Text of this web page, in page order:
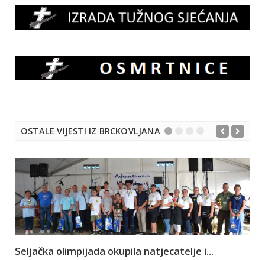
OSTALE VIJESTI IZ BRCKOVLJANA
Seljačka olimpijada okupila natjecatelje i...